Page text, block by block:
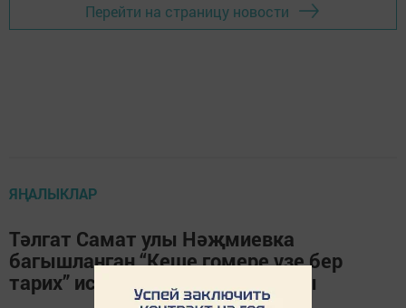
Перейти на страницу новости
ЯҢАЛЫКЛАР
Тәлгат Самат улы Нәҗмиевка
багышланган “Кеше гомере үзе бер
тарих” исемле күргәзмә ачылды